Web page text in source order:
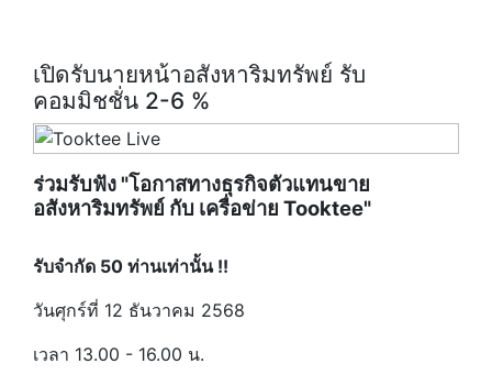
เปิดรับนายหน้าอสังหาริมทรัพย์ รับ
คอมมิชชั่น 2-6 %
ร่วมรับฟัง "โอกาสทางธุรกิจตัวแทนขาย
อสังหาริมทรัพย์ กับ เครื่อข่าย Tooktee"
รับจำกัด 50 ท่านเท่านั้น !!
วันศุกร์ที่ 12 ธันวาคม 2568
เวลา 13.00 - 16.00 น.